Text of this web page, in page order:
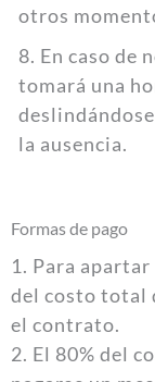
otros
8. En caso de
tomará una
la ausencia.
Formas de pago
1. Para apartar
del costo total
el contrato.
2. El 80% del